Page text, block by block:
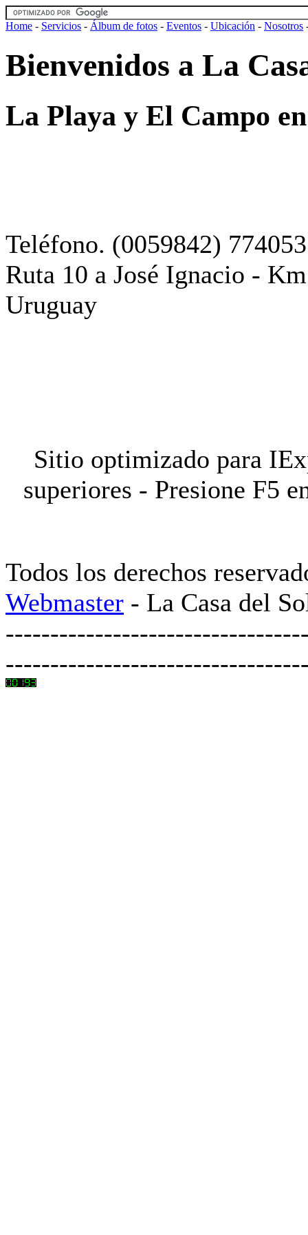
Home - Servicios - Álbum de fotos - Eventos - Ubicación - Nosotros
Bienvenidos a La
La Playa y El Campo
Teléfono. (0059842)
Ruta 10 a José Ignacio -
Uruguay
Sitio optimizado para
superiores - Presione F5
Todos los derechos
Webmaster - La Casa del